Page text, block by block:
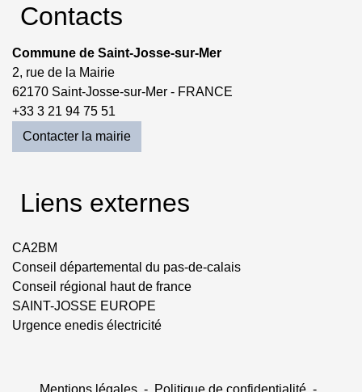
Contacts
Commune de Saint-Josse-sur-Mer
2, rue de la Mairie
62170 Saint-Josse-sur-Mer - FRANCE
+33 3 21 94 75 51
Contacter la mairie
Liens externes
CA2BM
Conseil départemental du pas-de-calais
Conseil régional haut de france
SAINT-JOSSE EUROPE
Urgence enedis électricité
Mentions légales - Politique de confidentialité -